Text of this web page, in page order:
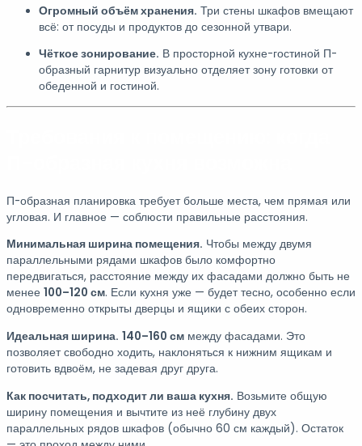
Огромный объём хранения. Три стены шкафов вмещают
всё: от посуды и продуктов до сезонной утвари.
Чёткое зонирование. В просторной кухне-гостиной П-
образный гарнитур визуально отделяет зону готовки от
обеденной и гостиной.
П-образная планировка требует больше места, чем прямая или
угловая. И главное — соблюсти правильные расстояния.
Минимальная ширина помещения. Чтобы между двумя
параллельными рядами шкафов было комфортно
передвигаться, расстояние между их фасадами должно быть не
менее 100–120 см. Если кухня уже — будет тесно, особенно если
одновременно открыты дверцы и ящики с обеих сторон.
Идеальная ширина. 140–160 см между фасадами. Это
позволяет свободно ходить, наклоняться к нижним ящикам и
готовить вдвоём, не задевая друг друга.
Как посчитать, подходит ли ваша кухня. Возьмите общую
ширину помещения и вычтите из неё глубину двух
параллельных рядов шкафов (обычно 60 см каждый). Остаток